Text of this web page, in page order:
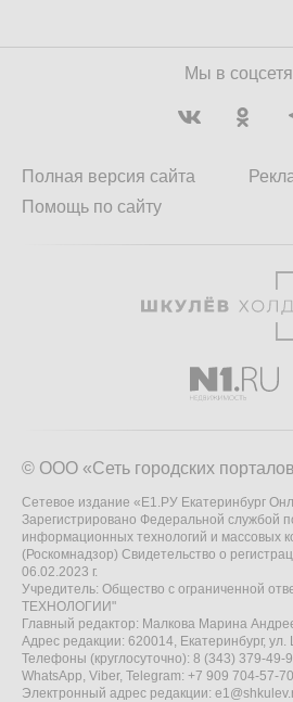
Мы в
Полная версия сайта
Помощь по сайту
© ООО «Сеть городских
Сетевое издание «Е1.РУ Екатеринбург
Зарегистрировано Федеральной службой
информационных технологий и массовых
(Роскомнадзор) Свидетельство о
06.02.2023 г.
Учредитель: Общество с ограниченной
ТЕХНОЛОГИИ"
Главный редактор: Малкова Марина
Адрес редакции: 620014, Екатеринбург,
Телефоны (круглосуточно): 8 (343) 379-49-
WhatsApp, Viber, Telegram: +7 909 704-57-70
Электронный адрес редакции: